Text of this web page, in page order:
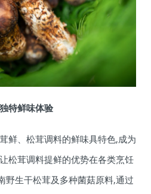
特鲜味体验
鲜、松茸调料的鲜味具特色,成为
松茸调料提鲜的优势在各类烹饪
野生干松茸及多种菌菇原料,通过